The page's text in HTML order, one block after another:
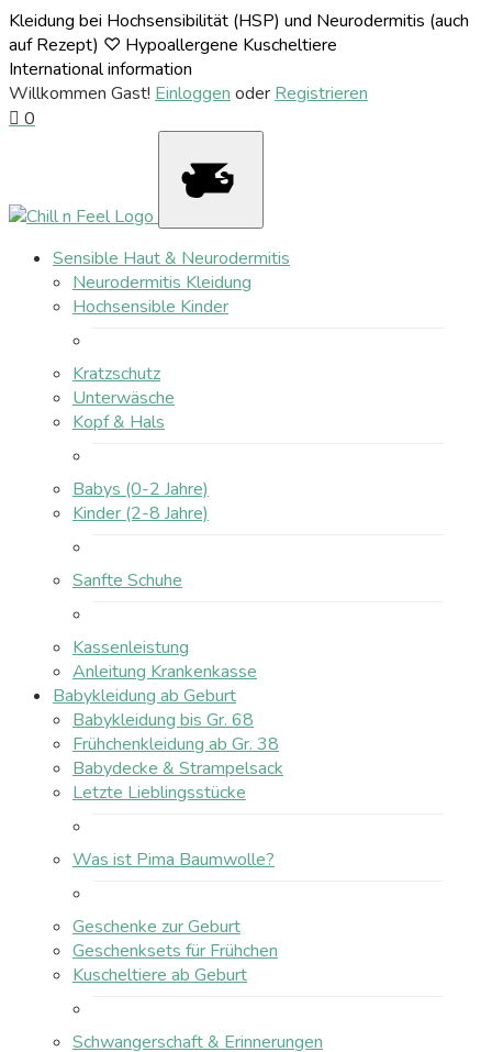
Kleidung bei Hochsensibilität (HSP) und Neurodermitis (auch
auf Rezept) ♡ Hypoallergene Kuscheltiere
International information
Willkommen Gast! Einloggen oder Registrieren
0
Sensible Haut & Neurodermitis
Neurodermitis Kleidung
Hochsensible Kinder
Kratzschutz
Unterwäsche
Kopf & Hals
Babys (0-2 Jahre)
Kinder (2-8 Jahre)
Sanfte Schuhe
Kassenleistung
Anleitung Krankenkasse
Babykleidung ab Geburt
Babykleidung bis Gr. 68
Frühchenkleidung ab Gr. 38
Babydecke & Strampelsack
Letzte Lieblingsstücke
Was ist Pima Baumwolle?
Geschenke zur Geburt
Geschenksets für Frühchen
Kuscheltiere ab Geburt
Schwangerschaft & Erinnerungen